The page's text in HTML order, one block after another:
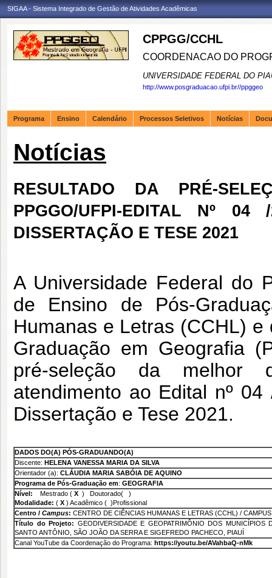
SIGAA - Sistema Integrado de Gestão de Atividades Acadêmicas
CPPGG/CCHL
COORDENACAO DO
UNIVERSIDADE FEDERAL DO
http://www.posgraduacao.ufpi.br//ppggeo
Programa Ensino Calendário Processos Seletivos Notícias
Notícias
RESULTADO DA PRÉ-
PPGGO/UFPI-EDITAL Nº
DISSERTAÇÃO E TESE 2021
A Universidade Federal do
de Ensino de Pós-
Humanas e Letras (CCHL)
Graduação em Geografia
pré-seleção da melhor
atendimento ao Edital nº
Dissertação e Tese 2021.
DADOS DO(A) PÓS-GRADUANDO(A)
Discente: HELENA VANESSA MARIA DA SILVA
Orientador (a): CLÁUDIA MARIA SABÓIA DE AQUINO
Programa de Pós-Graduação em: GEOGRAFIA
Nível: Mestrado ( X ) Doutorado( )
Modalidade: ( X ) Acadêmico ( )Profissional
Centro / Campus: CENTRO DE CIÊNCIAS HUMANAS E LETRAS (CCHL) /
Título do Projeto: GEODIVERSIDADE E GEOPATRIMÔNIO DOS
SANTO ANTÔNIO, SÃO JOÃO DA SERRA E SIGEFREDO PACHECO, PIAUÍ
Canal YouTube da Coordenação do Programa: https://youtu.be/AVahbaQ-nMk